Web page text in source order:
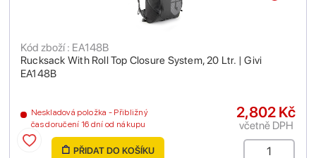
Rucksack With Roll Top Closure System, 20 Ltr. | Givi
EA148B
Kód zboží : EA148B
Neskladová položka - Přibližný
čas doručení 16 dní od nákupu
2,802 Kč
včetně DPH
PŘIDAT DO KOŠÍKU